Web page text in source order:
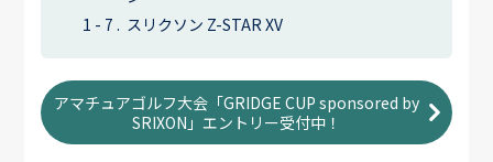
スリクソン Z-STAR XV
アマチュアゴルフ大会「GRIDGE CUP sponsored by
SRIXON」エントリー受付中！